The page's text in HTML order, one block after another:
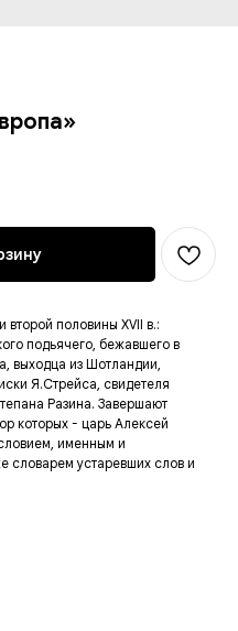
половины XVII в.:
подьячего, бежавшего в
выходца из Шотландии,
Я.Стрейса, свидетеля
Разина. Завершают
которых - царь Алексей
именным и
словарем устаревших слов и